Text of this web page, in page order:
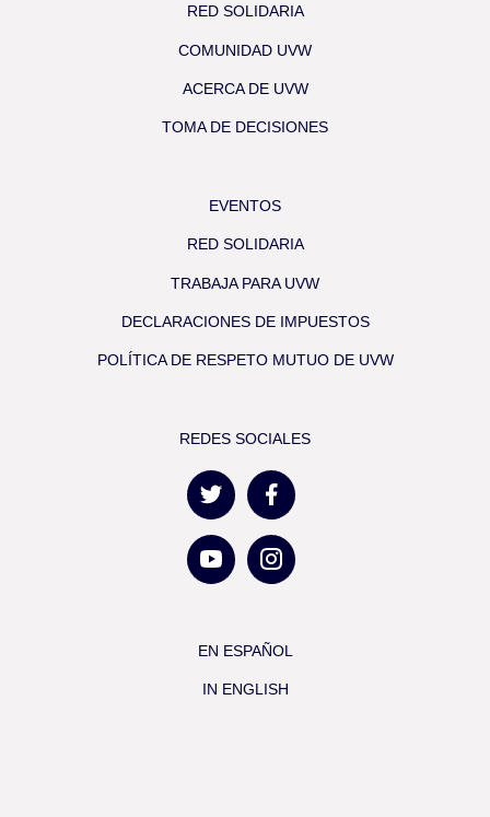
RED SOLIDARIA
COMUNIDAD UVW
ACERCA DE UVW
TOMA DE DECISIONES
EVENTOS
RED SOLIDARIA
TRABAJA PARA UVW
DECLARACIONES DE IMPUESTOS
POLÍTICA DE RESPETO MUTUO DE UVW
REDES SOCIALES
EN ESPAÑOL
IN ENGLISH